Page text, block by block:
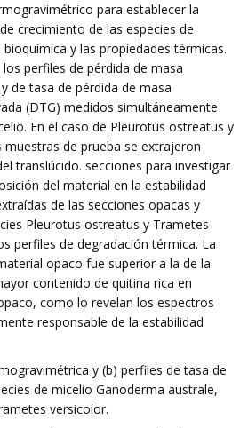
para establecer la
crecimiento de las especies de
y las propiedades térmicas.
perfiles de pérdida de masa
de tasa de pérdida de masa
(DTG) medidos simultáneamente
En el caso de Pleurotus ostreatus y
de prueba se extrajeron
translúcido. secciones para investigar
del material en la estabilidad
de las secciones opacas y
Pleurotus ostreatus y Trametes
perfiles de degradación térmica. La
opaco fue superior a la de la
contenido de quitina rica en
como lo revelan los espectros
responsable de la estabilidad
y (b) perfiles de tasa de
de micelio Ganoderma australe,
versicolor.